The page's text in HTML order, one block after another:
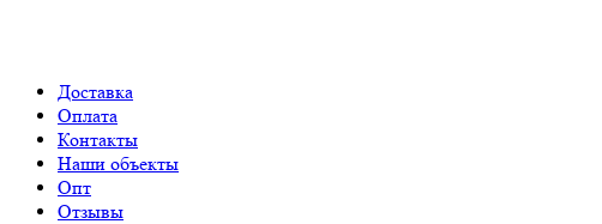
Доставка
Оплата
Контакты
Наши объекты
Опт
Отзывы